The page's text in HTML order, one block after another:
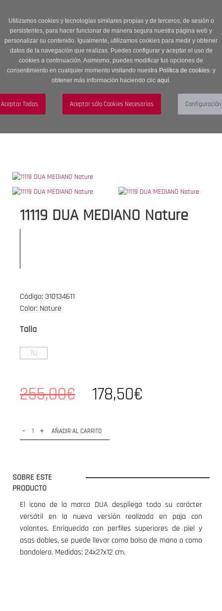
Utilizamos cookies y tecnologías similares propias y de terceros, de sesión o
persistentes, para hacer funcionar de manera segura nuestra página web y
personalizar su contenido. Igualmente, utilizamos cookies para medir y obtener
datos de la navegación que realizas. Puedes configurar y aceptar el uso de
cookies a continuación. Asimismo, puedes modificar tus opciones de
consentimiento en cualquier momento visitando nuestra Política de cookies.y
obtener más información haciendo clic aquí.
descuento en Sección OUTLET con código OUTLET20
navigation
Menú
11119 DUA MEDIANO Nature
Código: 310134611
Color: Nature
Talla
TU
255,00€ 178,50€
- + AÑADIR AL CARRITO
SOBRE ESTE
PRODUCTO
El icono de la marca DUA despliega todo su carácter
versátil en la nueva versión realizada en paja con
volantes. Enriquecida con perfiles superiores de piel y
asas dobles, se puede llevar como bolso de mano o como
bandolera. Medidas: 24x27x12 cm.